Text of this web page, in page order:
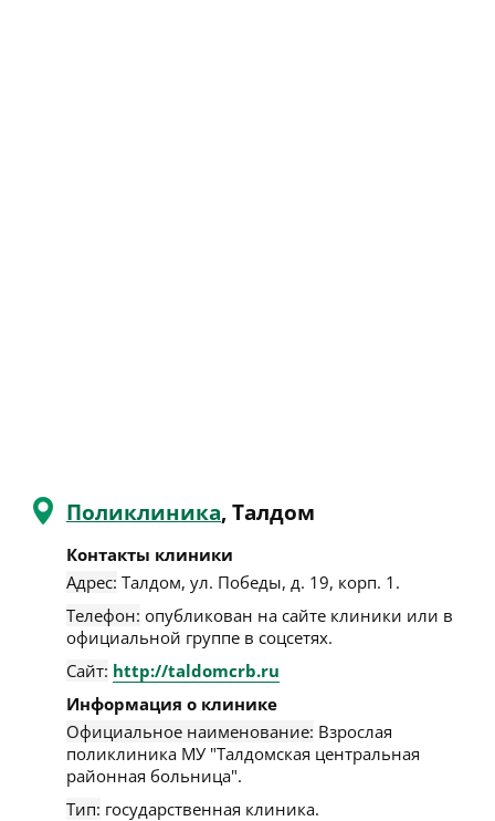
Поликлиника, Талдом
Контакты клиники
Адрес: Талдом, ул. Победы, д. 19, корп. 1 .
Телефон: опубликован на сайте клиники или в
официальной группе в соцсетях.
Сайт: http://taldomcrb.ru
Информация о клинике
Официальное наименование: Взрослая
поликлиника МУ "Талдомская центральная
районная больница".
Тип: государственная клиника.